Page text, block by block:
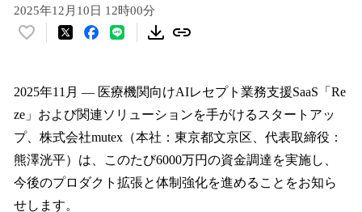
2025年12月10日 12時00分
い
！
を
読
み
込
み
2025年11月 — 医療機関向けAIレセプト業務支援SaaS「Re
ze」および関連ソリューションを手がけるスタートアッ
プ、株式会社mutex（本社：東京都文京区、代表取締役：
熊澤洸平）は、このたび6000万円の資金調達を実施し、
今後のプロダクト拡張と体制強化を進めることをお知ら
せします。